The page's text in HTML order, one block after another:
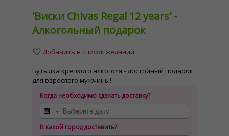
'Виски Chivas Regal 12 years' -
Алкогольный подарок
Добавить в список желаний
Бутылка крепкого алкоголя - достойный подарок
для взрослого мужчины!
Когда необходимо сделать доставку?
В какой город доставить?